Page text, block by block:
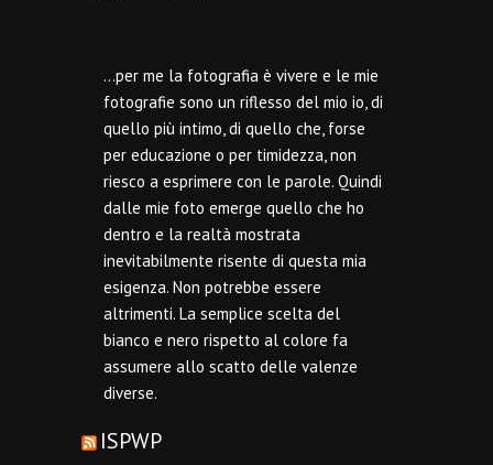
…per me la fotografia è vivere e le mie
fotografie sono un riflesso del mio io, di
quello più intimo, di quello che, forse
per educazione o per timidezza, non
riesco a esprimere con le parole. Quindi
dalle mie foto emerge quello che ho
dentro e la realtà mostrata
inevitabilmente risente di questa mia
esigenza. Non potrebbe essere
altrimenti. La semplice scelta del
bianco e nero rispetto al colore fa
assumere allo scatto delle valenze
diverse.
ISPWP